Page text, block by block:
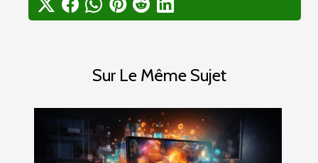
Sur Le Même Sujet